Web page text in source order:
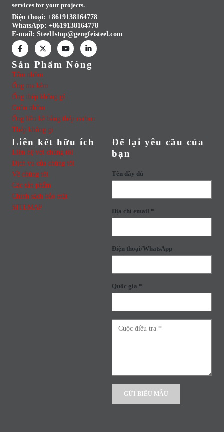
services for your projects.
Điện thoại: +8619138164778
WhatsApp: +8619138164778
E-mail: Steel1stop@gengfeisteel.com
Sản Phẩm Nóng
Tấm nhôm
Ống mạ kẽm
Ống thép không gỉ
Cuộn nhôm
Ống liền kề bằng thép carbon
Thép không gỉ
Liên kết hữu ích
Liên hệ với chúng tôi
Dịch vụ của chúng tôi
Về chúng tôi
Các sản phẩm
Chính sách bảo mật
SITEMAP
Để lại yêu cầu của
bạn
Tên đầy đủ
Địa chỉ email *
Điện thoại/WhatsApp
Quốc gia *